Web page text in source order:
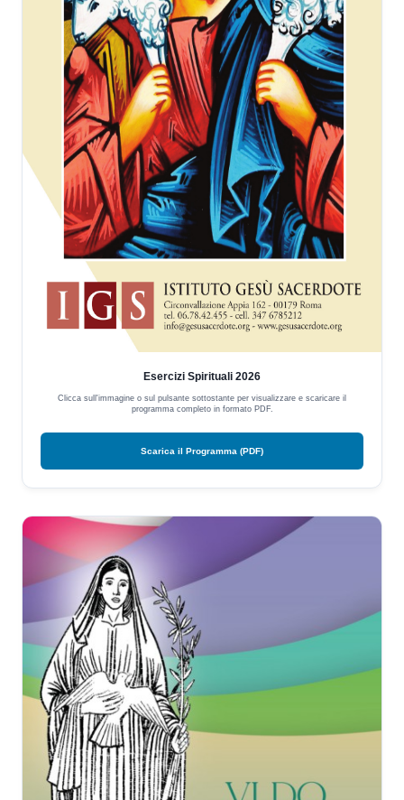
Esercizi Spirituali 2026
Clicca sull'immagine o sul pulsante sottostante per visualizzare e scaricare il
programma completo in formato PDF.
Scarica il Programma (PDF)